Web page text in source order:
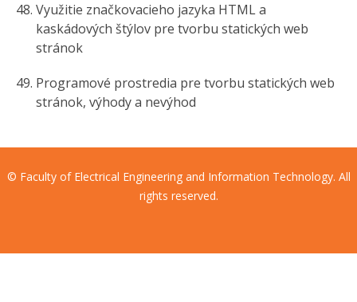
Využitie značkovacieho jazyka HTML a
kaskádových štýlov pre tvorbu statických web
stránok
Programové prostredia pre tvorbu statických web
stránok, výhody a nevýhod
© Faculty of Electrical Engineering and Information Technology. All
rights reserved.